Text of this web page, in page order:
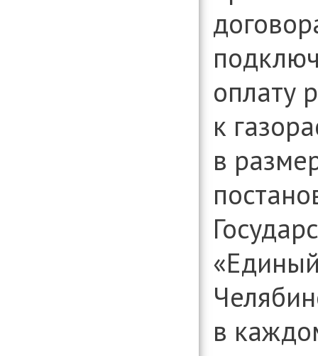
оплату
к
в
в